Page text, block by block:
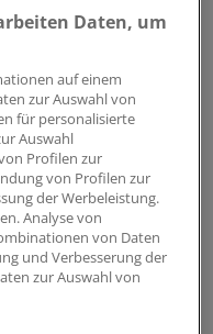
Sprecher der FDP-
Zeitverzögerung
Cornelia
schlimmer als die
die
des
sie bei zwei wichtigen
konnte. Es könnte
eine
Daten, um
auf einem
zur Auswahl von
für personalisierte
Auswahl
Profilen zur
von Profilen zur
der Werbeleistung.
Analyse von
von Daten
und Verbesserung der
zur Auswahl von